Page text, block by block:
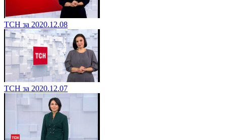
ТСН за 2020.12.08
ТСН за 2020.12.07